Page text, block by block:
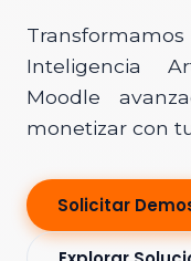
Inteligencia
Moodle
monetizar con
Solicitar